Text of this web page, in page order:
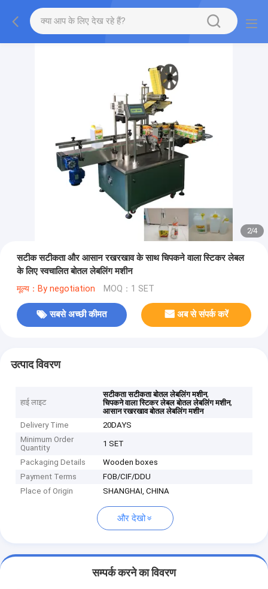
2/4
सटीक सटीकता और आसान रखरखाव के साथ चिपकने वाला स्टिकर लेबल
के लिए स्वचालित बोतल लेबलिंग मशीन
मूल्य：By negotiation MOQ：1 SET
सबसे अच्छी कीमत अब से संपर्क करें
उत्पाद विवरण
हाई लाइट
सटीकता सटीकता बोतल लेबलिंग मशीन,
चिपकने वाला स्टिकर लेबल बोतल लेबलिंग मशीन,
आसान रखरखाव बोतल लेबलिंग मशीन
Delivery Time
20DAYS
Minimum Order
Quantity
1 SET
Packaging Details
Wooden boxes
Payment Terms
FOB/CIF/DDU
Place of Origin
SHANGHAI, CHINA
और देखो
सम्पर्क करने का विवरण